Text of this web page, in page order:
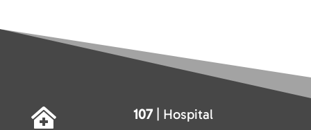
 107| Hospital